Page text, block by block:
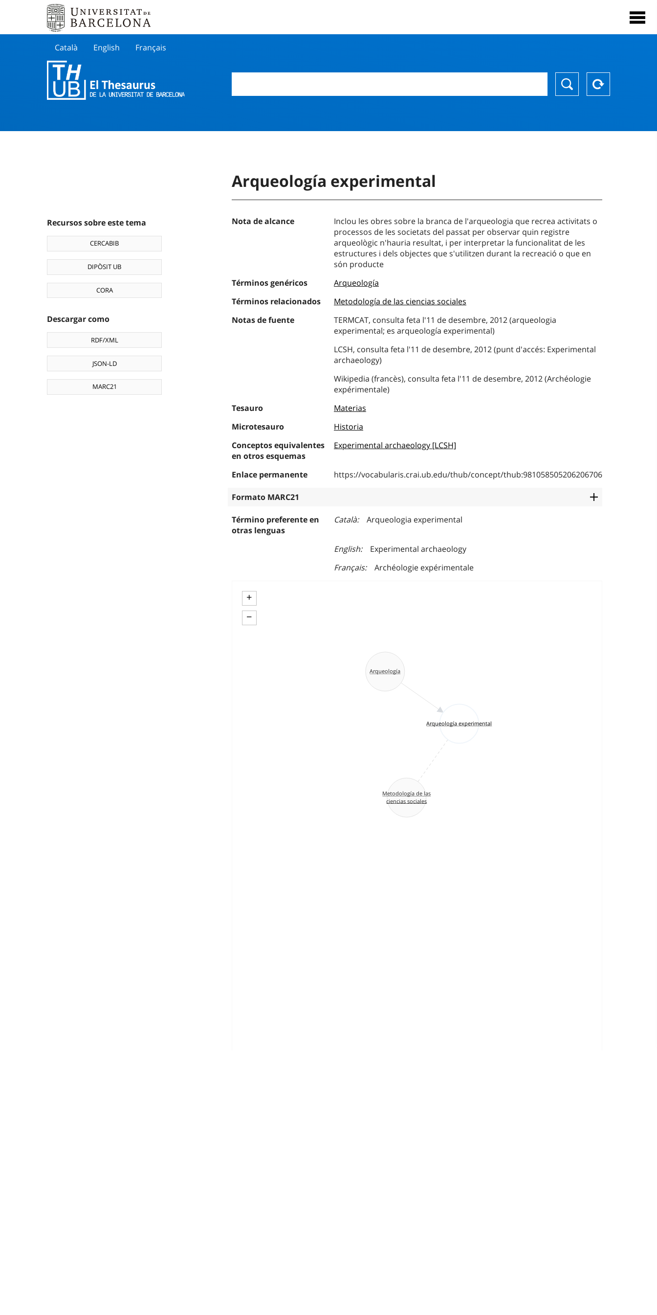
Català English Français
Recursos sobre este tema
CERCABIB
DIPÒSIT UB
CORA
Descargar como
RDF/XML
JSON-LD
MARC21
Arqueología experimental
Nota de alcance
Inclou les obres sobre la branca de l'arqueologia que recrea activitats o
processos de les societats del passat per observar quin registre
arqueològic n'hauria resultat, i per interpretar la funcionalitat de les
estructures i dels objectes que s'utilitzen durant la recreació o que en
són producte
Términos genéricos
Arqueología
Términos relacionados
Metodología de las ciencias sociales
Notas de fuente
TERMCAT, consulta feta l'11 de desembre, 2012 (arqueologia
experimental; es arqueología experimental)
LCSH, consulta feta l'11 de desembre, 2012 (punt d'accés: Experimental
archaeology)
Wikipedia (francès), consulta feta l'11 de desembre, 2012 (Archéologie
expérimentale)
Tesauro
Materias
Microtesauro
Historia
Conceptos equivalentes
en otros esquemas
Experimental archaeology [LCSH]
Enlace permanente https://vocabularis.crai.ub.edu/thub/concept/thub:981058505206206706
Formato MARC21
Término preferente en
otras lenguas
Català Arqueologia experimental
English
Experimental archaeology
Français
Archéologie expérimentale
+
−
Arqueología experimental
Metodología de las
ciencias sociales
Arqueología